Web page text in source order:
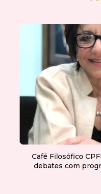
Café Filosófico
debates com